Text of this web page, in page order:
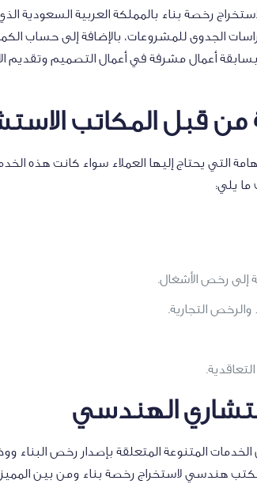
رخصة بناء بالمملكة العربية السعودية
الجدوى للمشروعات، بالإضافة إلى حساب
بسابقة أعمال مشرفة في أعمال التصميم وتقديم
قبل المكاتب
التي يحتاج إليها العملاء سواء كانت هذه
ما يلي:
إلى رخص الأشغال.
التجارية.
الهندسي
المتنوعة المتعلقة بإصدار رخص البناء
هندسي لاستخراج رخصة بناء ومن بين